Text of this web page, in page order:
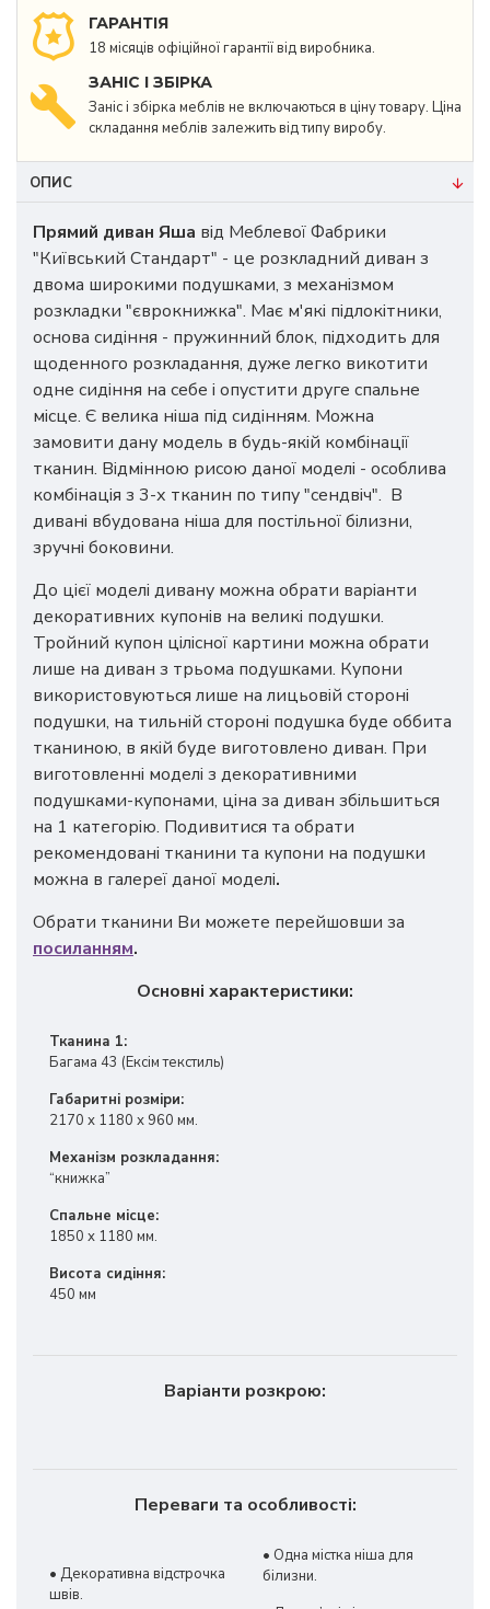
ГАРАНТІЯ
18 місяців офіційної гарантії від виробника.
ЗАНІС І ЗБІРКА
Заніс і збірка меблів не включаються в ціну товару. Ціна
складання меблів залежить від типу виробу.
ОПИС
Прямий диван Яша від Меблевої Фабрики
"Київський Стандарт" - це розкладний диван з
двома широкими подушками, з механізмом
розкладки "єврокнижка". Має м'які підлокітники,
основа сидіння - пружинний блок, підходить для
щоденного розкладання, дуже легко викотити
одне сидіння на себе і опустити друге спальне
місце. Є велика ніша під сидінням. Можна
замовити дану модель в будь-якій комбінації
тканин. Відмінною рисою даної моделі - особлива
комбінація з 3-х тканин по типу "сендвіч". В
дивані вбудована ніша для постільної білизни,
зручні боковини.
До цієї моделі дивану можна обрати варіанти
декоративних купонів на великі подушки.
Тройний купон цілісної картини можна обрати
лише на диван з трьома подушками. Купони
використовуються лише на лицьовій стороні
подушки, на тильній стороні подушка буде оббита
тканиною, в якій буде виготовлено диван. При
виготовленні моделі з декоративними
подушками-купонами, ціна за диван збільшиться
на 1 категорію. Подивитися та обрати
рекомендовані тканини та купони на подушки
можна в галереї даної моделі.
Обрати тканини Ви можете перейшовши за
посиланням.
Основні характеристики:
Тканина 1:
Багама 43 (Ексім текстиль)
Габаритні розміри:
2170 х 1180 х 960 мм.
Механізм розкладання:
“книжка”
Спальне місце:
1850 х 1180 мм.
Висота сидіння:
450 мм
Варіанти розкрою:
Переваги та особливості:
• Декоративна відстрочка
швів.
• Одна містка ніша для
білизни.